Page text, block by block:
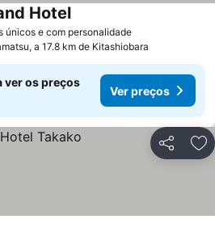
únicos e com personalidade
Hotel
a 17.8 km de Kitashiobara
ver os preços
Ver preços
Partilhar